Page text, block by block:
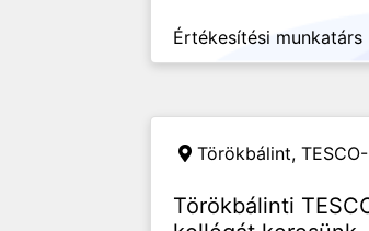
Értékesítési munkatárs
Törökbálint,
Törökbálinti